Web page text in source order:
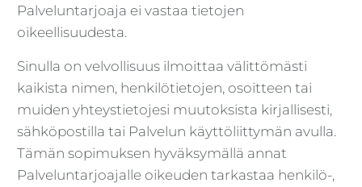
Palveluntarjoaja ei vastaa tietojen
oikeellisuudesta.
Sinulla on velvollisuus ilmoittaa välittömästi
kaikista nimen, henkilötietojen, osoitteen tai
muiden yhteystietojesi muutoksista kirjallisesti,
sähköpostilla tai Palvelun käyttöliittymän avulla.
Tämän sopimuksen hyväksymällä annat
Palveluntarjoajalle oikeuden tarkastaa henkilö-,